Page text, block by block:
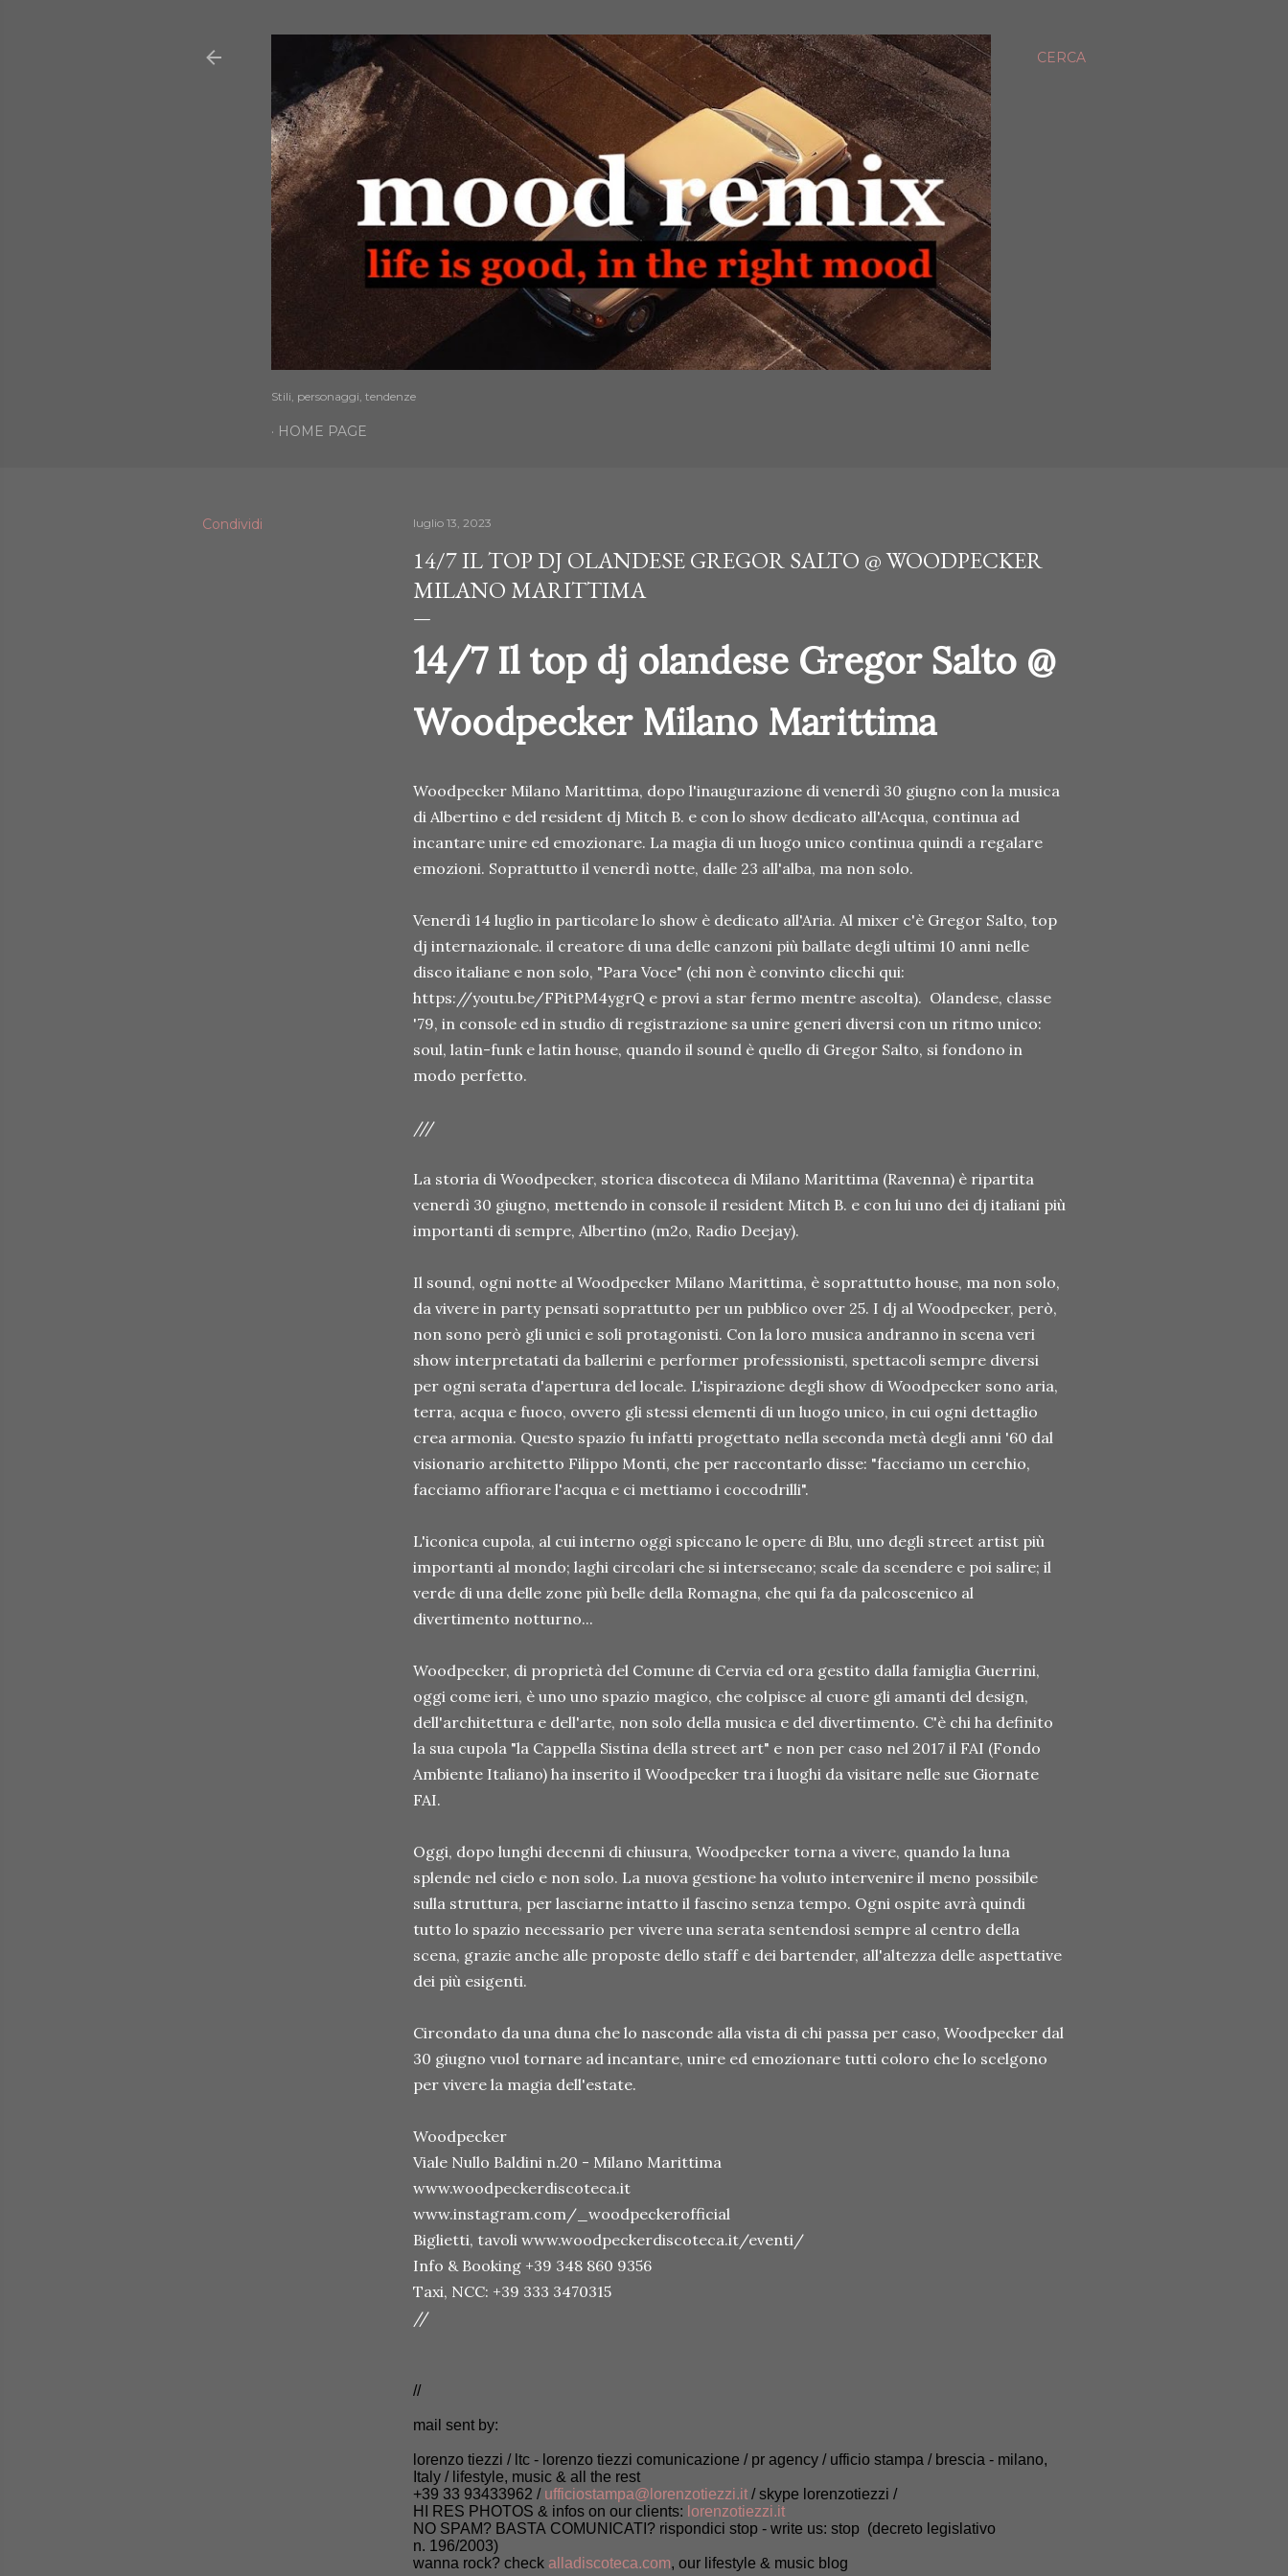
CERCA
Stili, personaggi, tendenze
HOME PAGE
Condividi luglio 13, 2023
14/7 IL TOP DJ OLANDESE GREGOR SALTO @ WOODPECKER
MILANO MARITTIMA
14/7 Il top dj olandese Gregor Salto @
Woodpecker Milano Marittima
Woodpecker Milano Marittima, dopo l'inaugurazione di venerdì 30 giugno con la musica
di Albertino e del resident dj Mitch B. e con lo show dedicato all'Acqua, continua ad
incantare unire ed emozionare. La magia di un luogo unico continua quindi a regalare
emozioni. Soprattutto il venerdì notte, dalle 23 all'alba, ma non solo.
Venerdì 14 luglio in particolare lo show è dedicato all'Aria. Al mixer c'è Gregor Salto, top
dj internazionale. il creatore di una delle canzoni più ballate degli ultimi 10 anni nelle
disco italiane e non solo, "Para Voce" (chi non è convinto clicchi qui:
https://youtu.be/FPitPM4ygrQ e provi a star fermo mentre ascolta). Olandese, classe
'79, in console ed in studio di registrazione sa unire generi diversi con un ritmo unico:
soul, latin-funk e latin house, quando il sound è quello di Gregor Salto, si fondono in
modo perfetto.
///
La storia di Woodpecker, storica discoteca di Milano Marittima (Ravenna) è ripartita
venerdì 30 giugno, mettendo in console il resident Mitch B. e con lui uno dei dj italiani più
importanti di sempre, Albertino (m2o, Radio Deejay).
Il sound, ogni notte al Woodpecker Milano Marittima, è soprattutto house, ma non solo,
da vivere in party pensati soprattutto per un pubblico over 25. I dj al Woodpecker, però,
non sono però gli unici e soli protagonisti. Con la loro musica andranno in scena veri
show interpretatati da ballerini e performer professionisti, spettacoli sempre diversi
per ogni serata d'apertura del locale. L'ispirazione degli show di Woodpecker sono aria,
terra, acqua e fuoco, ovvero gli stessi elementi di un luogo unico, in cui ogni dettaglio
crea armonia. Questo spazio fu infatti progettato nella seconda metà degli anni '60 dal
visionario architetto Filippo Monti, che per raccontarlo disse: "facciamo un cerchio,
facciamo affiorare l'acqua e ci mettiamo i coccodrilli".
L'iconica cupola, al cui interno oggi spiccano le opere di Blu, uno degli street artist più
importanti al mondo; laghi circolari che si intersecano; scale da scendere e poi salire; il
verde di una delle zone più belle della Romagna, che qui fa da palcoscenico al
divertimento notturno...
Woodpecker, di proprietà del Comune di Cervia ed ora gestito dalla famiglia Guerrini,
oggi come ieri, è uno uno spazio magico, che colpisce al cuore gli amanti del design,
dell'architettura e dell'arte, non solo della musica e del divertimento. C'è chi ha definito
la sua cupola "la Cappella Sistina della street art" e non per caso nel 2017 il FAI (Fondo
Ambiente Italiano) ha inserito il Woodpecker tra i luoghi da visitare nelle sue Giornate
FAI.
Oggi, dopo lunghi decenni di chiusura, Woodpecker torna a vivere, quando la luna
splende nel cielo e non solo. La nuova gestione ha voluto intervenire il meno possibile
sulla struttura, per lasciarne intatto il fascino senza tempo. Ogni ospite avrà quindi
tutto lo spazio necessario per vivere una serata sentendosi sempre al centro della
scena, grazie anche alle proposte dello staff e dei bartender, all'altezza delle aspettative
dei più esigenti.
Circondato da una duna che lo nasconde alla vista di chi passa per caso, Woodpecker dal
30 giugno vuol tornare ad incantare, unire ed emozionare tutti coloro che lo scelgono
per vivere la magia dell'estate.
Woodpecker
Viale Nullo Baldini n.20 - Milano Marittima
www.woodpeckerdiscoteca.it
www.instagram.com/_woodpeckerofficial
Biglietti, tavoli www.woodpeckerdiscoteca.it/eventi/
Info & Booking +39 348 860 9356
Taxi, NCC: +39 333 3470315
//
//
mail sent by:
lorenzo tiezzi / ltc - lorenzo tiezzi comunicazione / pr agency / ufficio stampa / brescia - milano,
Italy / lifestyle, music & all the rest
+39 33 93433962 / ufficiostampa@lorenzotiezzi.it / skype lorenzotiezzi /
HI RES PHOTOS & infos on our clients: lorenzotiezzi.it
NO SPAM? BASTA COMUNICATI? rispondici stop - write us: stop (decreto legislativo
n. 196/2003)
wanna rock? check alladiscoteca.com, our lifestyle & music blog